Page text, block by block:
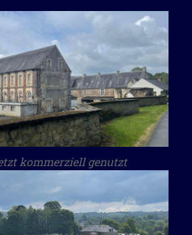
kommerziell genutzt